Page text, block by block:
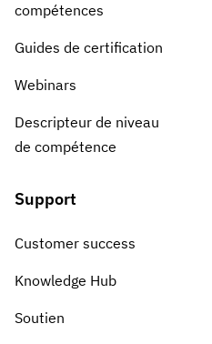
compétences
Guides de certification
Webinars
Descripteur de niveau
de compétence
Support
Customer success
Knowledge Hub
Soutien